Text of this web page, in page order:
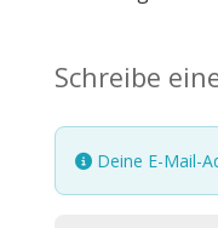
Schreibe
Deine E-Mail-